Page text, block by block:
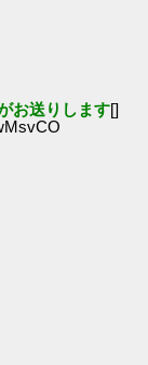
お送りします[]